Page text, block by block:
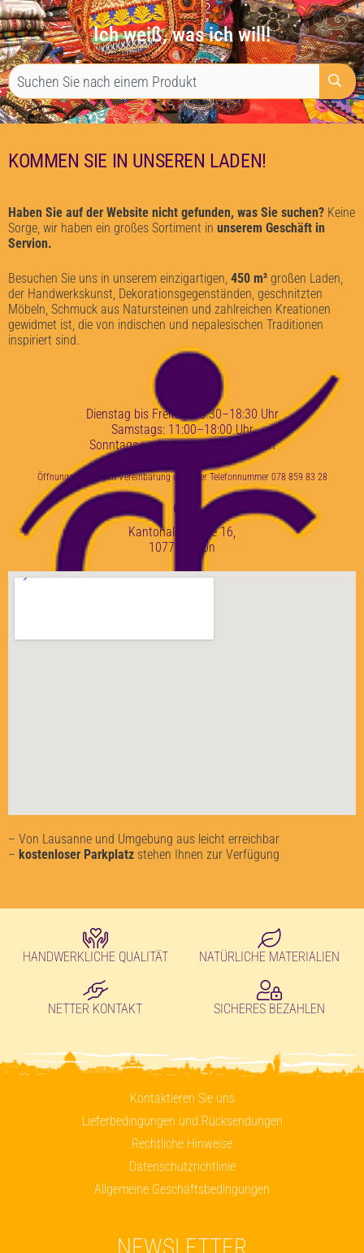
Ich weiß, was ich will!
KOMMEN SIE IN UNSEREN LADEN!
Haben Sie auf der Website nicht gefunden, was Sie suchen? Keine
Sorge, wir haben ein großes Sortiment in unserem Geschäft in
Servion.
Besuchen Sie uns in unserem einzigartigen, 450 m² großen Laden,
der Handwerkskunst, Dekorationsgegenständen, geschnitzten
Möbeln, Schmuck aus Natursteinen und zahlreichen Kreationen
gewidmet ist, die von indischen und nepalesischen Traditionen
inspiriert sind.
Dienstag bis Freitag: 13:30–18:30 Uhr
Samstags: 11:00–18:00 Uhr
Sonntags und montags geschlossen
Öffnungszeiten nach Vereinbarung unter der Telefonnummer 078 859 83 28
Kantonale Straße 16,
1077 Servion
– Von Lausanne und Umgebung aus leicht erreichbar
– kostenloser Parkplatz stehen Ihnen zur Verfügung
HANDWERKLICHE QUALITÄT NATÜRLICHE MATERIALIEN
NETTER KONTAKT SICHERES BEZAHLEN
Kontaktieren Sie uns
Lieferbedingungen und Rücksendungen
Rechtliche Hinweise
Datenschutzrichtlinie
Allgemeine Geschäftsbedingungen
NEWSLETTER